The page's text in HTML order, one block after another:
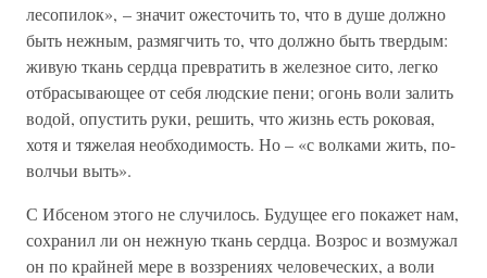
лесопилок», – значит ожесточить то, что в душе должно
быть нежным, размягчить то, что должно быть твердым:
живую ткань сердца превратить в железное сито, легко
отбрасывающее от себя людские пени; огонь воли залить
водой, опустить руки, решить, что жизнь есть роковая,
хотя и тяжелая необходимость. Но – «с волками жить, по-
волчьи выть».
С Ибсеном этого не случилось. Будущее его покажет нам,
сохранил ли он нежную ткань сердца. Возрос и возмужал
он по крайней мере в воззрениях человеческих, а воли